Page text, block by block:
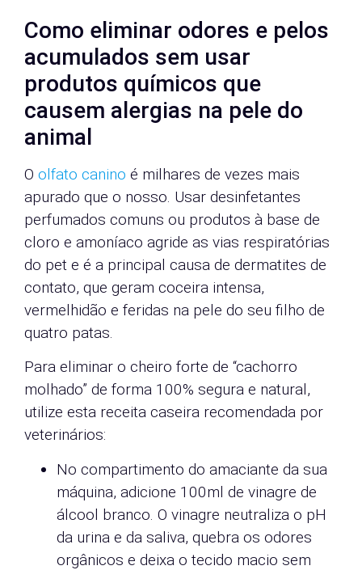
Como eliminar odores e pelos
acumulados sem usar
produtos químicos que
causem alergias na pele do
animal
O olfato canino é milhares de vezes mais
apurado que o nosso. Usar desinfetantes
perfumados comuns ou produtos à base de
cloro e amoníaco agride as vias respiratórias
do pet e é a principal causa de dermatites de
contato, que geram coceira intensa,
vermelhidão e feridas na pele do seu filho de
quatro patas.
Para eliminar o cheiro forte de “cachorro
molhado” de forma 100% segura e natural,
utilize esta receita caseira recomendada por
veterinários:
No compartimento do amaciante da sua
máquina, adicione 100ml de vinagre de
álcool branco. O vinagre neutraliza o pH
da urina e da saliva, quebra os odores
orgânicos e deixa o tecido macio sem